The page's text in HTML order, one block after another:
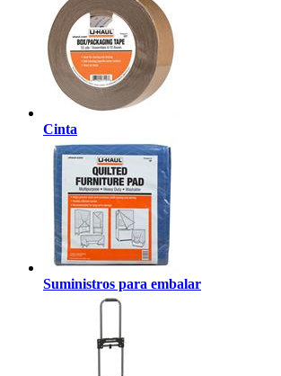
Cinta
Suministros para embalar